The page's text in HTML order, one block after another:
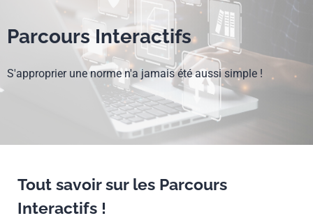
Parcours Interactifs
S'approprier une norme n'a jamais été aussi simple !
Tout savoir sur les Parcours
Interactifs !